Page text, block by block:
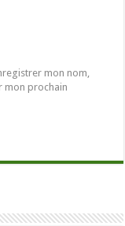
mon nom,
mon prochain